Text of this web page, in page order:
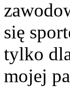
się
tylko
mojej